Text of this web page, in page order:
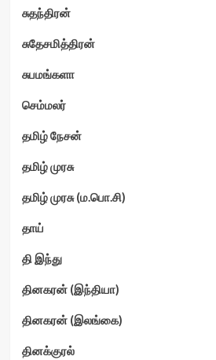
சுதந்திரன்
சுதேசமித்திரன்
சுபமங்களா
செம்மலர்
தமிழ் நேசன்
தமிழ் முரசு
தமிழ் முரசு (ம.பொ.சி)
தாய்
தி இந்து
தினகரன் (இந்தியா)
தினகரன் (இலங்கை)
தினக்குரல்